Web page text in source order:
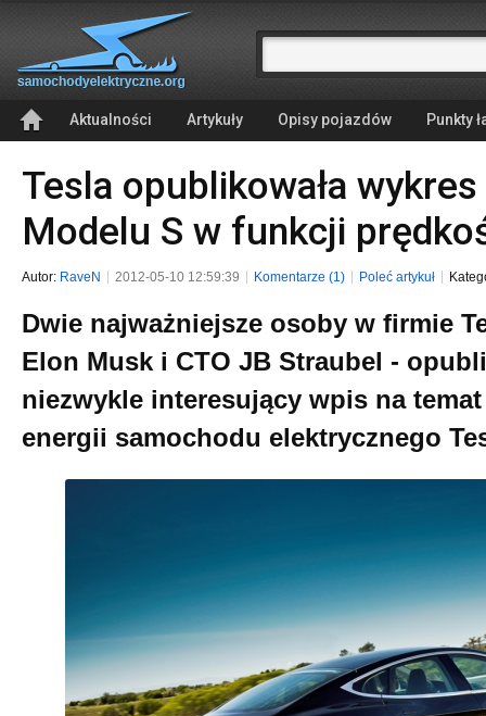
Aktualności Artykuły Opisy pojazdów Punkty
Tesla opublikowała
Modelu S w funkcji
Autor: RaveN 2012-05-10 12:59:39 Komentarze (1) Poleć artykuł
Dwie najważniejsze osoby w firmie
Elon Musk i CTO JB Straubel -
niezwykle interesujący wpis na
energii samochodu elektrycznego